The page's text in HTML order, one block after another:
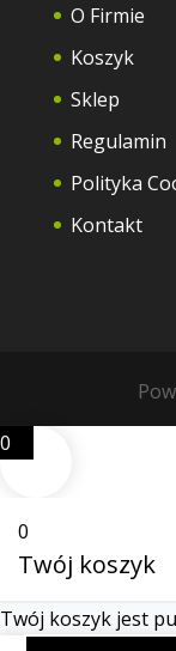
O Firmie
Koszyk
Sklep
Regulamin
Polityka
Kontakt
0
0
Twój koszyk
Twój koszyk jest